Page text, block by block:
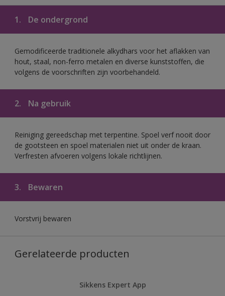
1. De ondergrond
Gemodificeerde traditionele alkydhars voor het aflakken van
hout, staal, non-ferro metalen en diverse kunststoffen, die
volgens de voorschriften zijn voorbehandeld.
2. Na gebruik
Reiniging gereedschap met terpentine. Spoel verf nooit door
de gootsteen en spoel materialen niet uit onder de kraan.
Verfresten afvoeren volgens lokale richtlijnen.
3. Bewaren
Vorstvrij bewaren
Gerelateerde producten
Sikkens Expert App